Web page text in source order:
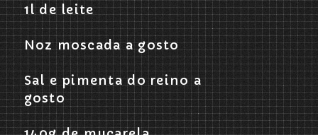
1l de leite
Noz moscada a gosto
Sal e pimenta do reino a
gosto